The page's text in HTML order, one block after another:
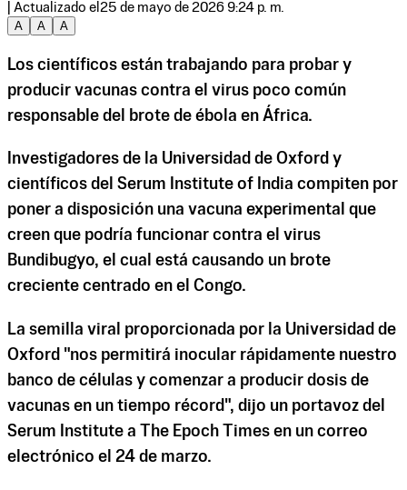
| Actualizado el 25 de mayo de 2026 9:24 p. m.
A
A A
Los científicos están trabajando para probar y
producir vacunas contra el virus poco común
responsable del brote de ébola en África.
Investigadores de la Universidad de Oxford y
científicos del Serum Institute of India compiten por
poner a disposición una vacuna experimental que
creen que podría funcionar contra el virus
Bundibugyo, el cual está causando un brote
creciente centrado en el Congo.
La semilla viral proporcionada por la Universidad de
Oxford "nos permitirá inocular rápidamente nuestro
banco de células y comenzar a producir dosis de
vacunas en un tiempo récord", dijo un portavoz del
Serum Institute a The Epoch Times en un correo
electrónico el 24 de marzo.